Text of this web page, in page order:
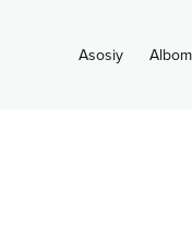
Asosiy